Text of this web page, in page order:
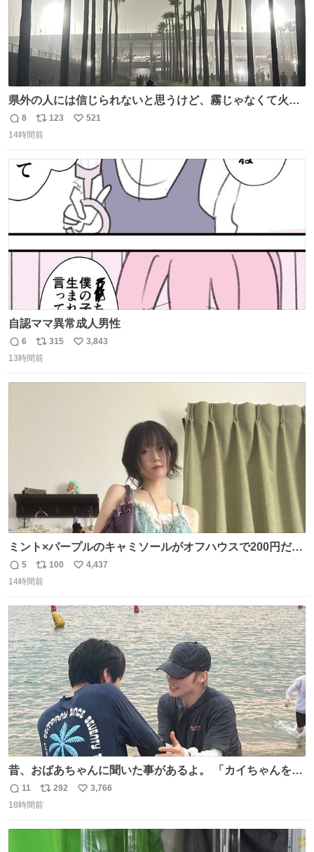
県外の人には信じられないと思うけど、霧じゃなくて火山
灰です🌋 #桜島
返
信
8
リ
ポ
数
123
い
数
521
14時間前
自認ママ異常成人男性
返
信
6
リ
ポ
315
い
3,843
13時間前
ミント×パープルのキャミソールがオフハウスで200円だっ
た♩
返
信
5
リ
ポ
ト
数
100
い
数
4,437
14時間前
昔、おばあちゃんに聞いた事があるよ。 「カイちゃんをい
じめると、アイツが海から上がって来るぞ。」って。
返
信
11
リ
ポ
292
い
数
3,766
18時間前